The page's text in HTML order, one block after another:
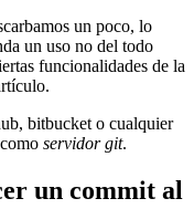
un poco, lo
un uso no del todo
funcionalidades de la
bitbucket o cualquier
servidor git.
un commit al